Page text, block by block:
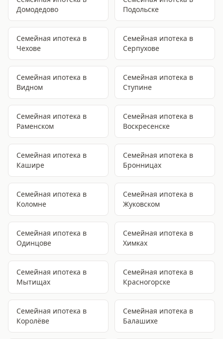
Домодедово
Подольске
Семейная ипотека в
Чехове
Семейная ипотека в
Серпухове
Семейная ипотека в
Видном
Семейная ипотека в
Ступине
Семейная ипотека в
Раменском
Семейная ипотека в
Воскресенске
Семейная ипотека в
Кашире
Семейная ипотека в
Бронницах
Семейная ипотека в
Коломне
Семейная ипотека в
Жуковском
Семейная ипотека в
Одинцове
Семейная ипотека в
Химках
Семейная ипотека в
Мытищах
Семейная ипотека в
Красногорске
Семейная ипотека в
Королёве
Семейная ипотека в
Балашихе